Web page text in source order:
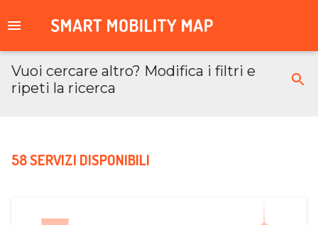
Vuoi cercare altro? Modifica i filtri e
ripeti la ricerca
58 SERVIZI DISPONIBILI